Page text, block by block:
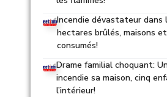
Incendie dévastateur dans
hectares brûlés, maisons
consumés!
Drame familial choquant:
incendie sa maison, cinq
l’intérieur!